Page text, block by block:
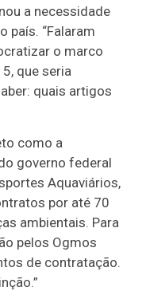
a necessidade
país. “Falaram
o marco
que seria
quais artigos
como a
governo federal
Aquaviários,
por até 70
ambientais. Para
pelos Ogmos
de contratação.